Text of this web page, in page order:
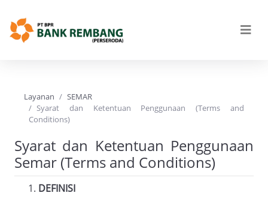
Layanan
SEMAR
Syarat dan Ketentuan Penggunaan (Terms and
Conditions)
Syarat dan Ketentuan Penggunaan
Semar (Terms and Conditions)
DEFINISI